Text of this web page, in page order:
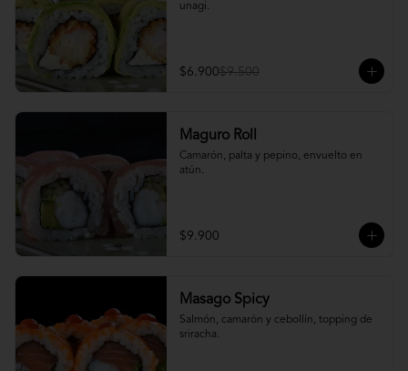
unagi.
$6.900$9.500
Maguro Roll
Camarón, palta y pepino, envuelto en
atún.
$9.900
Masago Spicy
Salmón, camarón y cebollín, topping de
sriracha.